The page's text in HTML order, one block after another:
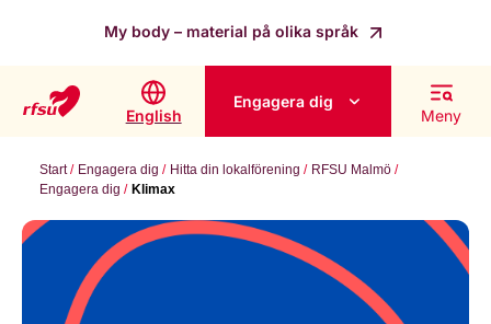
My body – material på olika språk
English
Engagera dig
Meny
Start Engagera dig Hitta din lokalförening
RFSU Malmö
Engagera dig
Klimax